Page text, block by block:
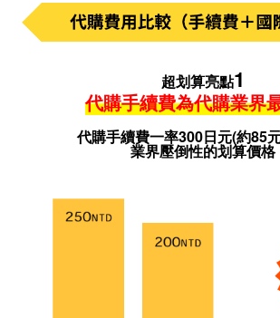
超划算亮點1
代購手續費為代購業界
代購手續費一率300日元(約85
業界壓倒性的划算價格